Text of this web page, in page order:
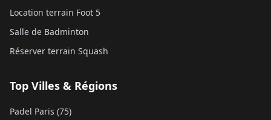
Location terrain Foot 5
Salle de Badminton
Réserver terrain Squash
Top Villes & Régions
Padel Paris (75)